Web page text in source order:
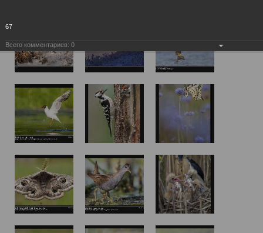
67
Всего комментариев: 0